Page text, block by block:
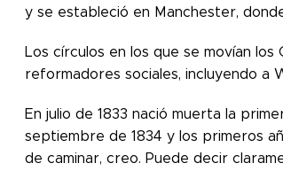
y se estableció en Manchester,
Los círculos en los que se movían
reformadores sociales, incluyendo a
En julio de 1833 nació muerta la
septiembre de 1834 y los primeros
de caminar, creo. Puede decir